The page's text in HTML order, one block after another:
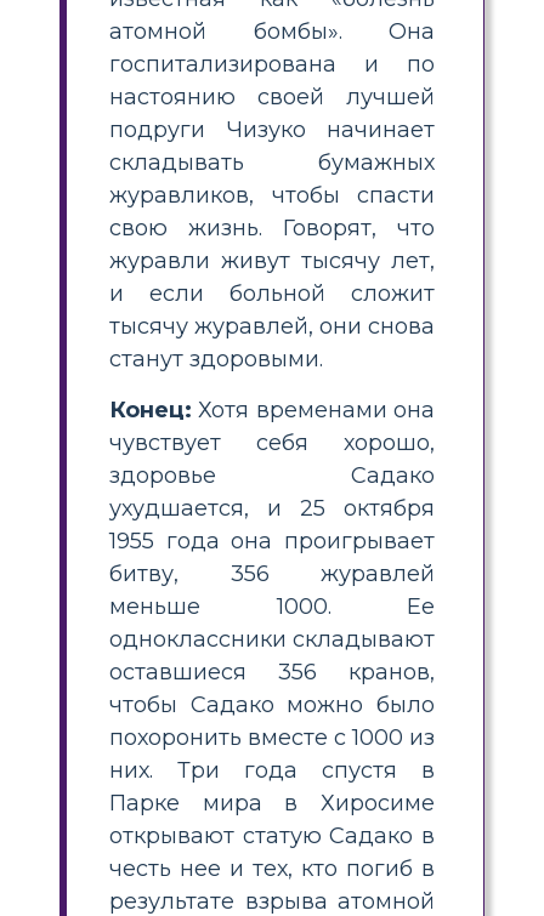
атомной бомбы». Она
госпитализирована и по
настоянию своей лучшей
подруги Чизуко начинает
складывать бумажных
журавликов, чтобы спасти
свою жизнь. Говорят, что
журавли живут тысячу лет,
и если больной сложит
тысячу журавлей, они снова
станут здоровыми.
Конец: Хотя временами она
чувствует себя хорошо,
здоровье Садако
ухудшается, и 25 октября
1955 года она проигрывает
битву, 356 журавлей
меньше 1000. Ее
одноклассники складывают
оставшиеся 356 кранов,
чтобы Садако можно было
похоронить вместе с 1000 из
них. Три года спустя в
Парке мира в Хиросиме
открывают статую Садако в
честь нее и тех, кто погиб в
результате взрыва атомной